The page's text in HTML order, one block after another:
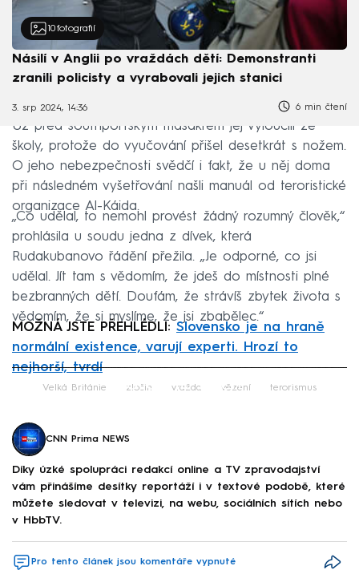
10 fotografií
Násilí v Anglii po vraždách dětí: Demonstranti
zranili policisty a vyrabovali jejich stanici
3. srp 2024, 14:36 6 min čtení
Už před southportským masakrem jej vyloučili ze
školy, protože do vyučování přišel desetkrát s nožem.
O jeho nebezpečnosti svědčí i fakt, že u něj doma
při následném vyšetřování našli manuál od teroristické
organizace Al-Káida.
„Co udělal, to nemohl provést žádný rozumný člověk,“
prohlásila u soudu jedna z dívek, která
Rudakubanovo řádění přežila. „Je odporné, co jsi
udělal. Jít tam s vědomím, že jdeš do místnosti plné
bezbranných dětí. Doufám, že strávíš zbytek života s
vědomím, že si myslíme, že jsi zbabělec.“
MOŽNÁ JSTE PŘEHLÉDLI: Slovensko je na hraně
normální existence, varují experti. Hrozí to
nejhorší, tvrdí
Failed to fetch
Velká Británie zločin vražda vězení terorismus
CNN Prima NEWS
Díky úzké spolupráci redakcí online a TV zpravodajství
vám přinášíme desítky reportáží i v textové podobě, které
můžete sledovat v televizi, na webu, sociálních sítích nebo
v HbbTV.
Pro tento článek jsou komentáře vypnuté